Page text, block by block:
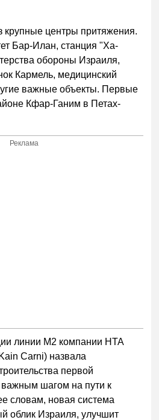
крупные центры притяжения.
Бар-Илан, станция "Ха-
обороны Израиля,
Кармель, медицинский
важные объекты. Первые
Кфар-Ганим в Петах-
Реклама
линии M2 компании НТА
Carni) назвала
первой
шагом на пути к
словам, новая система
облик Израиля, улучшит